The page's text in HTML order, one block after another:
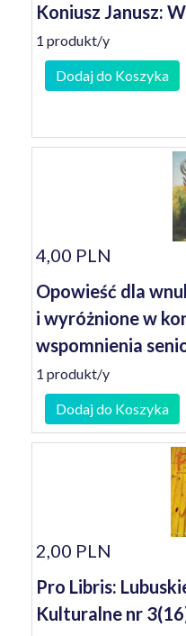
Koniusz Janusz:
1 produkt/y
Dodaj do Koszyka
4,00 PLN
Opowieść dla
i wyróżnione w
wspomnienia
1 produkt/y
Dodaj do Koszyka
2,00 PLN
Pro Libris:
Kulturalne nr